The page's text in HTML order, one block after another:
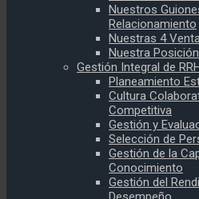
Nuestros
Relacionamiento
Nuestras 4
Nuestra
Gestión Integral de
Planeamiento
Cultura
Competitiva
Gestión y
Selección de
Gestión de la
Conocimiento
Gestión del